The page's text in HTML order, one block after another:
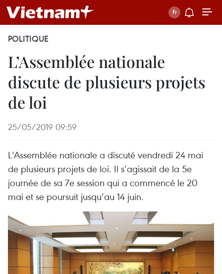
POLITIQUE
L’Assemblée nationale
discute de plusieurs projets
de loi
25/05/2019 09:59
L’Assemblée nationale a discuté vendredi 24 mai
de plusieurs projets de loi. Il s’agissait de la 5e
journée de sa 7e session qui a commencé le 20
mai et se poursuit jusqu’au 14 juin.